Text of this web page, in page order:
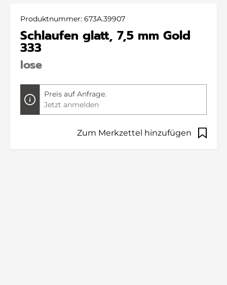
Produktnummer: 673A.39907
Schlaufen glatt, 7,5 mm Gold
333
lose
Preis auf Anfrage.
Jetzt anmelden
Zum Merkzettel hinzufügen